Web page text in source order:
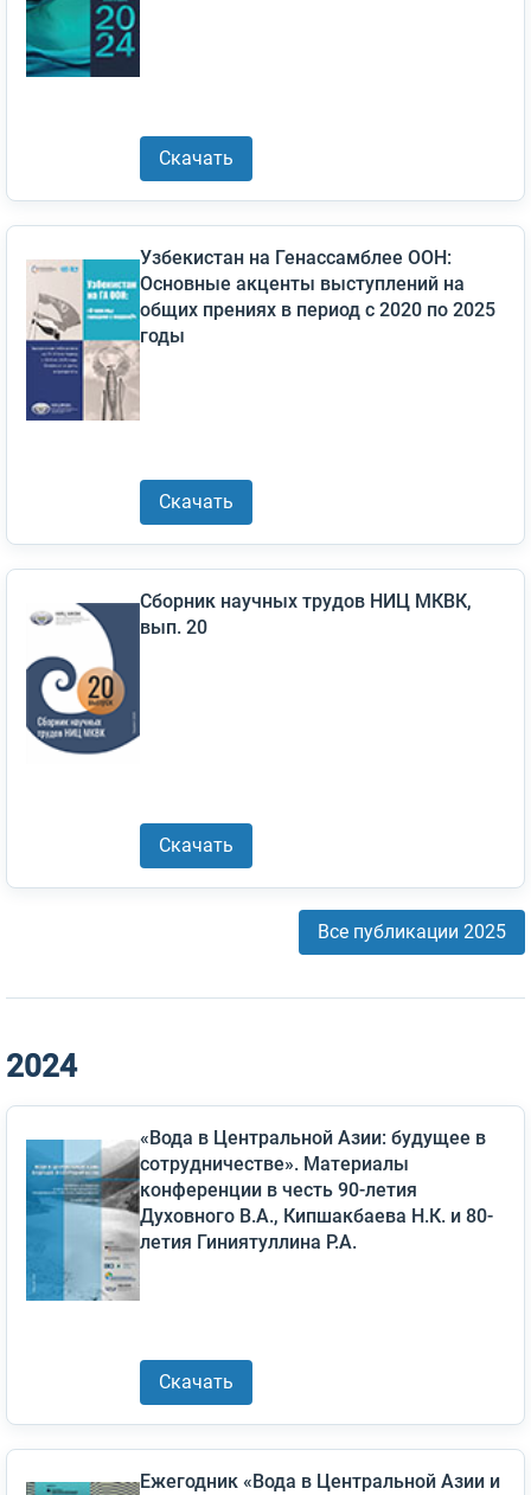
Скачать
Узбекистан на Генассамблее ООН:
Основные акценты выступлений на
общих прениях в период с 2020 по 2025
годы
Скачать
Сборник научных трудов НИЦ МКВК,
вып. 20
Скачать
Все публикации 2025
2024
«Вода в Центральной Азии: будущее в
сотрудничестве». Материалы
конференции в честь 90-летия
Духовного В.А., Кипшакбаева Н.К. и 80-
летия Гиниятуллина Р.А.
Скачать
Ежегодник «Вода в Центральной Азии и